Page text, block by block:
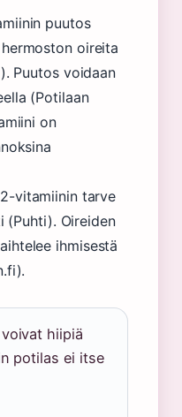
puutos
oireita
Puutos voidaan
(Potilaan
on
vitamiinin tarve
(Puhti). Oireiden
ihmisestä
hiipiä
potilas ei itse